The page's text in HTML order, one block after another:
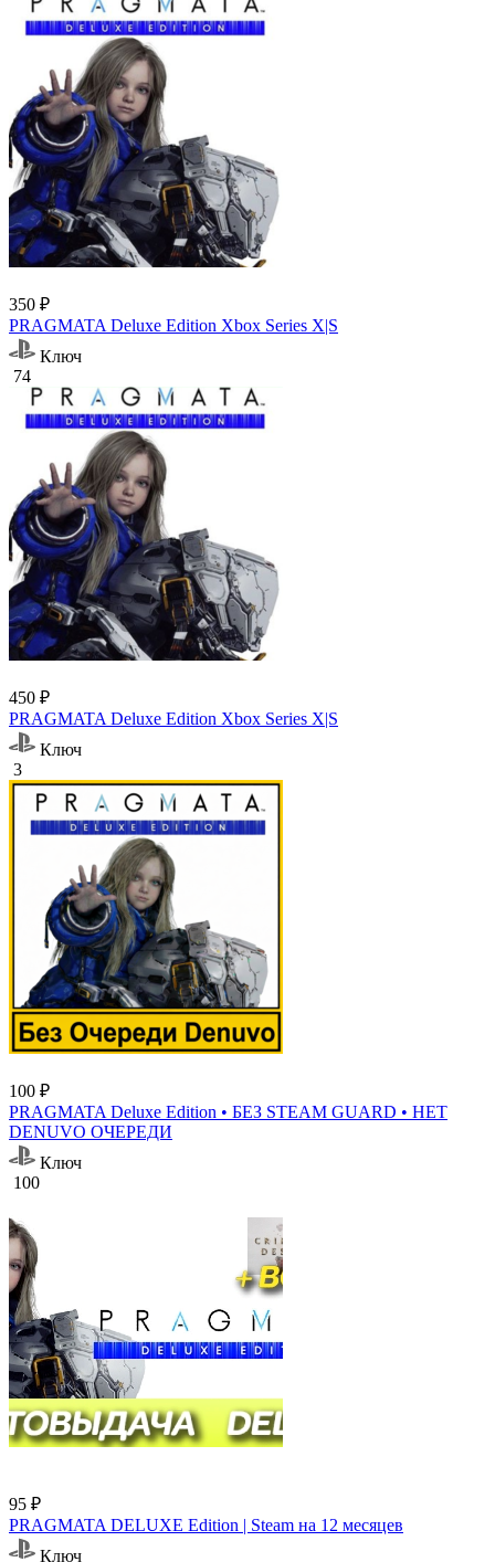
350 ₽
PRAGMATA Deluxe Edition Xbox Series X|S
Ключ
74
450 ₽
PRAGMATA Deluxe Edition Xbox Series X|S
Ключ
3
100 ₽
PRAGMATA Deluxe Edition • БЕЗ STEAM GUARD • НЕТ
DENUVO ОЧЕРЕДИ
Ключ
100
95 ₽
PRAGMATA DELUXE Edition | Steam на 12 месяцев
Ключ